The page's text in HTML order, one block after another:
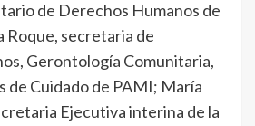
de Derechos Humanos de
Roque, secretaria de
Gerontología Comunitaria,
de Cuidado de PAMI; María
Ejecutiva interina de la